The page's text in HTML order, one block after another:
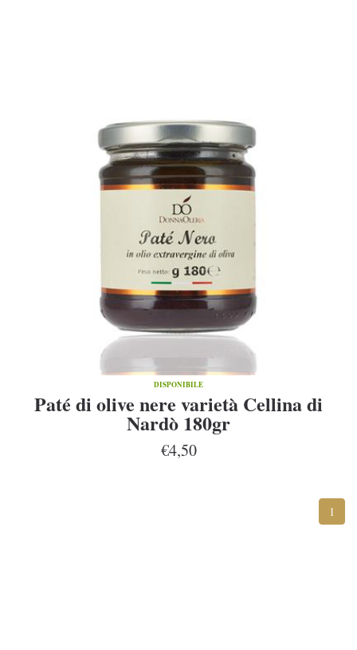
DISPONIBILE
Paté di olive nere varietà Cellina di
Nardò 180gr
€4,50
1